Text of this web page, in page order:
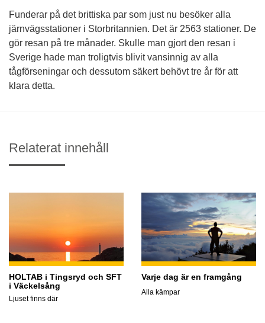
Funderar på det brittiska par som just nu besöker alla
järnvägsstationer i Storbritannien. Det är 2563 stationer. De
gör resan på tre månader. Skulle man gjort den resan i
Sverige hade man troligtvis blivit vansinnig av alla
tågförseningar och dessutom säkert behövt tre år för att
klara detta.
Relaterat innehåll
HOLTAB i Tingsryd och SFT
i Väckelsång
Ljuset finns där
Varje dag är en framgång
Alla kämpar